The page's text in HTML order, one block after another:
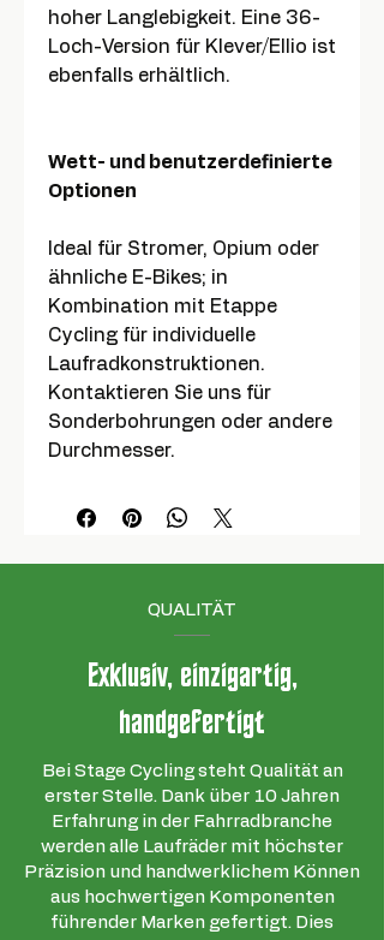
hoher Langlebigkeit. Eine 36-
Loch-Version für Klever/Ellio ist
ebenfalls erhältlich.
Wett- und benutzerdefinierte
Optionen
Ideal für Stromer, Opium oder
ähnliche E-Bikes; in
Kombination mit Etappe
Cycling für individuelle
Laufradkonstruktionen.
Kontaktieren Sie uns für
Sonderbohrungen oder andere
Durchmesser.
QUALITÄT
Exklusiv, einzigartig,
handgefertigt
Bei Stage Cycling steht Qualität an
erster Stelle. Dank über 10 Jahren
Erfahrung in der Fahrradbranche
werden alle Laufräder mit höchster
Präzision und handwerklichem Können
aus hochwertigen Komponenten
führender Marken gefertigt. Dies